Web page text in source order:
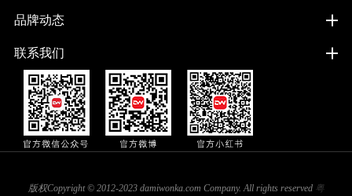
品牌动态
联系我们
版权Copyright © 2012-2023 damiwonka.com Company. All rights reserved 粤